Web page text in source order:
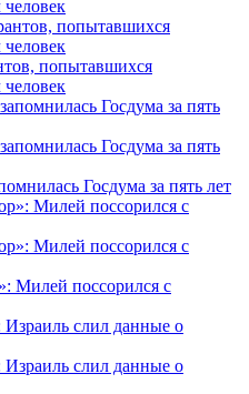
попытавшихся
Госдума за пять лет
Милей поссорился с